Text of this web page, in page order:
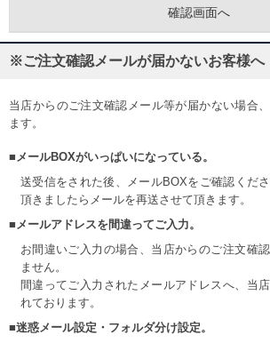
※ご注文確認メールが届かないお客様へ
当店からのご注文確認メール等が届かない場合
ます。
■メールBOXがいっぱいになっている。
送受信をされた後、メールBOXをご確認くだ
頂きましたらメールを再送させて頂きます。
■メールアドレスを間違ってご入力。
お間違いご入力の場合、当店からのご注文確
ません。
間違ってご入力されたメールアドレスへ、当
れております。
■迷惑メール設定・フォルダ分け設定。